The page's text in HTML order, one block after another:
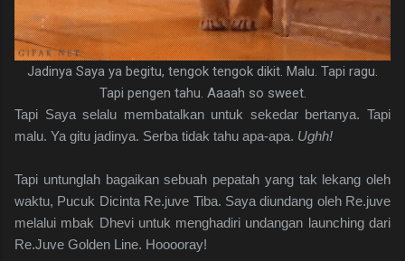
Jadinya Saya ya begitu, tengok tengok dikit. Malu. Tapi ragu.
Tapi pengen tahu. Aaaah so sweet.
Tapi Saya selalu membatalkan untuk sekedar bertanya. Tapi
malu. Ya gitu jadinya. Serba tidak tahu apa-apa. Ughh!
Tapi untunglah bagaikan sebuah pepatah yang tak lekang oleh
waktu, Pucuk Dicinta Re.juve Tiba. Saya diundang oleh Re.juve
melalui mbak Dhevi untuk menghadiri undangan launching dari
Re.Juve Golden Line. Hooooray!